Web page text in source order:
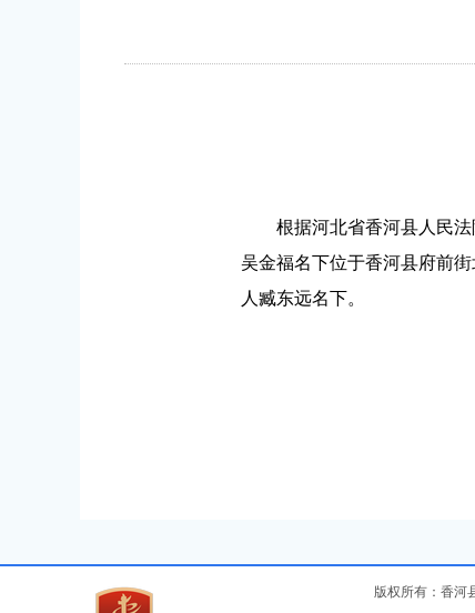
根据河北省香河县人民法院
吴金福名下位于香河县府前
人臧东远名下。
版权所有：香